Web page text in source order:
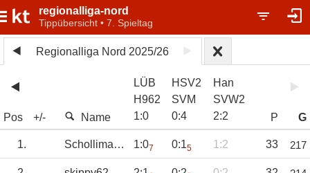
regionalliga-nord
Tippübersicht • 7. Spieltag
Regionalliga Nord 2025/26
Pos +/- Name
LÜB
H962
1:0
HSV2
SVM
0:4
Han
SVW2
2:2 P G
1. Schollimat10 1:07 0:15 1:2 33 217